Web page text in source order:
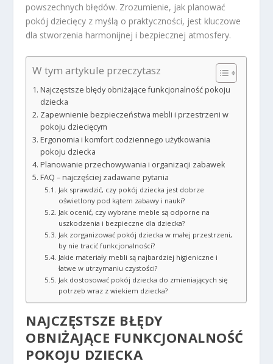
powszechnych błędów. Zrozumienie, jak planować
pokój dziecięcy z myślą o praktyczności, jest kluczowe
dla stworzenia harmonijnej i bezpiecznej atmosfery.
W tym artykule przeczytasz
Najczęstsze błędy obniżające funkcjonalność pokoju
dziecka
Zapewnienie bezpieczeństwa mebli i przestrzeni w
pokoju dziecięcym
Ergonomia i komfort codziennego użytkowania
pokoju dziecka
Planowanie przechowywania i organizacji zabawek
FAQ – najczęściej zadawane pytania
Jak sprawdzić, czy pokój dziecka jest dobrze
oświetlony pod kątem zabawy i nauki?
Jak ocenić, czy wybrane meble są odporne na
uszkodzenia i bezpieczne dla dziecka?
Jak zorganizować pokój dziecka w małej przestrzeni,
by nie tracić funkcjonalności?
Jakie materiały mebli są najbardziej higieniczne i
łatwe w utrzymaniu czystości?
Jak dostosować pokój dziecka do zmieniających się
potrzeb wraz z wiekiem dziecka?
NAJCZĘSTSZE BŁĘDY
OBNIŻAJĄCE FUNKCJONALNOŚĆ
POKOJU DZIECKA